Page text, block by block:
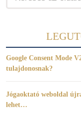
Google Consent Mode
tulajdonosnak?
Jógaoktató weboldal
lehet…